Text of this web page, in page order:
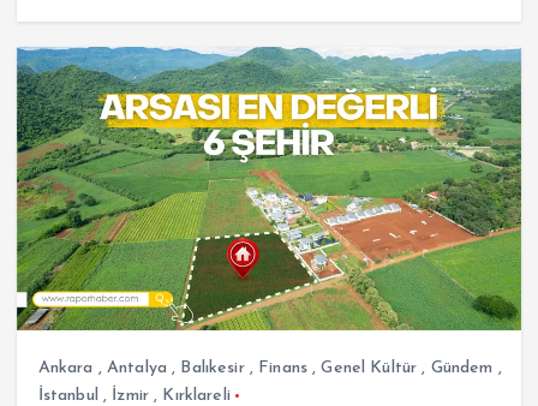
Ankara , Antalya , Balıkesir, Finans,Genel Kültür , Gündem ,
İstanbul , İzmir, Kırklareli